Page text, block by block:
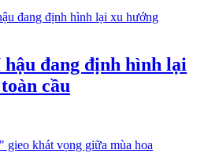
đang định hình lại
cầu